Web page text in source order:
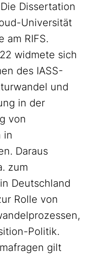
Dissertation
Universität
am RIFS.
widmete sich
des IASS-
und
in der
von
in
Daraus
zum
Deutschland
Rolle von
Politik.
gilt